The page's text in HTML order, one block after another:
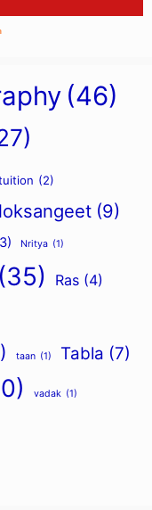
(46)
(2)
loksangeet (9)
Nritya (1)
(35) Ras (4)
taan (1) Tabla (7)
vadak (1)